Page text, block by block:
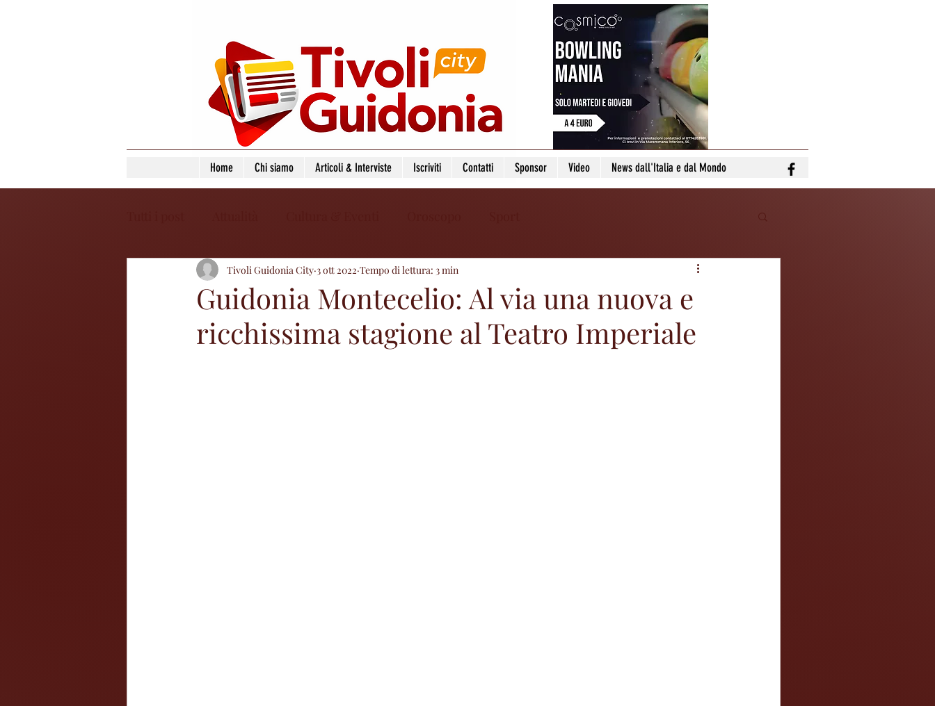
Home Chi siamo Articoli & Interviste Iscriviti Contatti Sponsor Video News dall'Italia e dal Mondo
Guidonia Montecelio: Al via una nuova e
ricchissima stagione al Teatro Imperiale
Tivoli Guidonia City 3 ott 2022 Tempo di lettura: 3 min